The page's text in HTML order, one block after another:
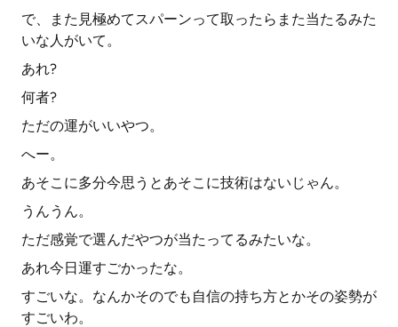
で、また見極めてスパーンって取ったらまた当たるみた
いな人がいて。
あれ?
何者?
ただの運がいいやつ。
へー。
あそこに多分今思うとあそこに技術はないじゃん。
うんうん。
ただ感覚で選んだやつが当たってるみたいな。
あれ今日運すごかったな。
すごいな。なんかそのでも自信の持ち方とかその姿勢が
すごいわ。